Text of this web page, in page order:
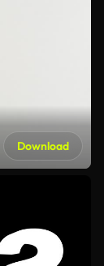
Download